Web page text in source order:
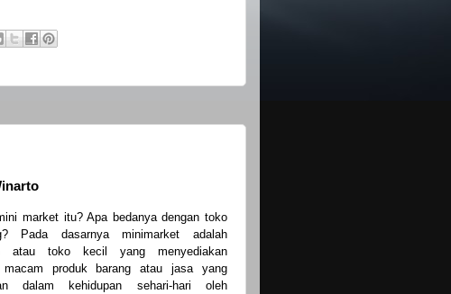
market itu? Apa bedanya dengan toko
Pada dasarnya minimarket adalah
atau toko kecil yang menyediakan
macam produk barang atau jasa yang
dalam kehidupan sehari-hari oleh